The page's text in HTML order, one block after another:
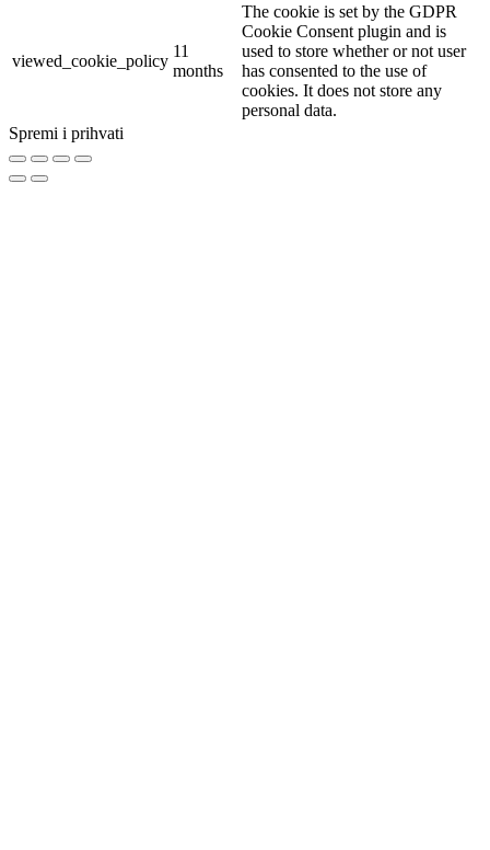
viewed_cookie_policy
11
months
The cookie is set by the GDPR
Cookie Consent plugin and is
used to store whether or not user
has consented to the use of
cookies. It does not store any
personal data.
Spremi i prihvati